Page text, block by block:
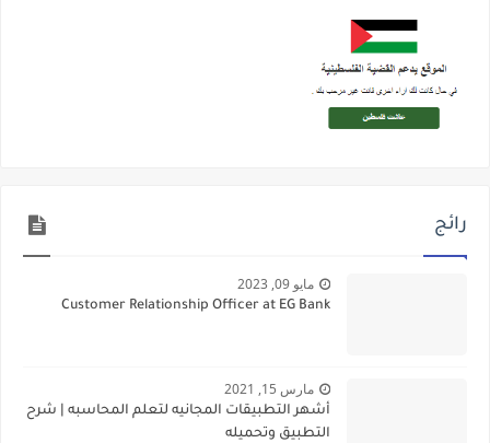
رائج
مايو 09, 2023
Customer Relationship Officer at EG Bank
مارس 15, 2021
أشهر التطبيقات المجانيه لتعلم المحاسبه | شرح
التطبيق وتحميله